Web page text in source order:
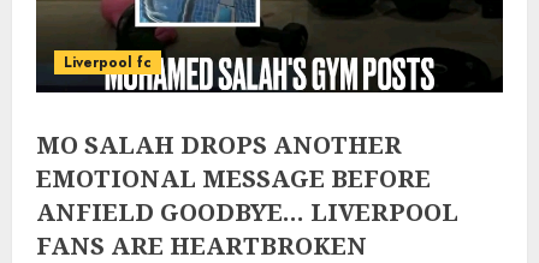
Liverpool fc
MO SALAH DROPS ANOTHER
EMOTIONAL MESSAGE BEFORE
ANFIELD GOODBYE… LIVERPOOL
FANS ARE HEARTBROKEN